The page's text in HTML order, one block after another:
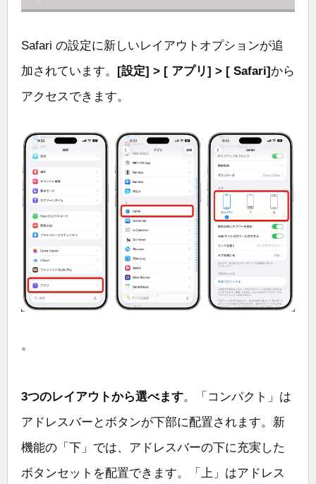
Safari の設定に新しいレイアウトオプションが追
加されています。 [設定] > [ アプリ] > [ Safari]から
アクセスできます。
。
3つのレイアウトから選べます。「コンパクト」は
アドレスバーとボタンが下部に配置されます。新
機能の「下」では、アドレスバーの下に充実した
ボタンセットを配置できます。「上」はアドレス